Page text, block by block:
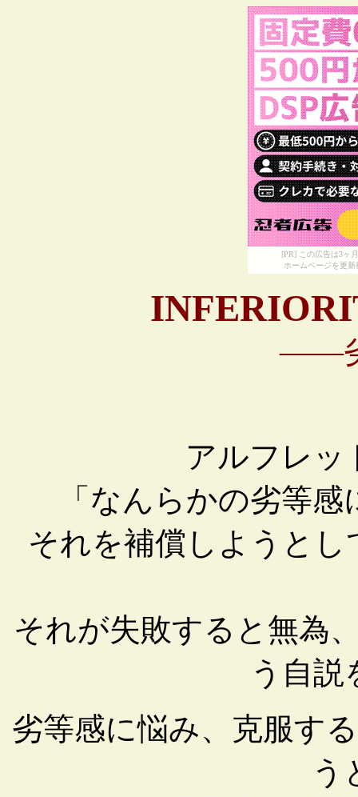
[PR] この広告は3ヶ
ホームページを更
――
アルフレッ
「なんらかの劣等
それを補償しようと
それが失敗すると無為
う自説
劣等感に悩み、克服す
う